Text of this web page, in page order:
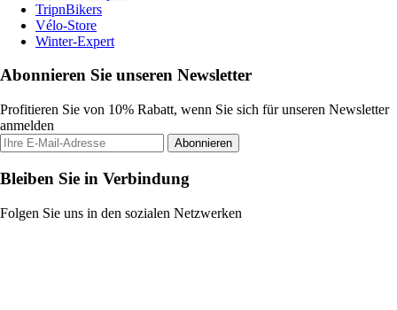
TripnBikers
Vélo-Store
Winter-Expert
Abonnieren Sie unseren Newsletter
Profitieren Sie von 10% Rabatt, wenn Sie sich für unseren Newsletter
anmelden
Abonnieren
Bleiben Sie in Verbindung
Folgen Sie uns in den sozialen Netzwerken